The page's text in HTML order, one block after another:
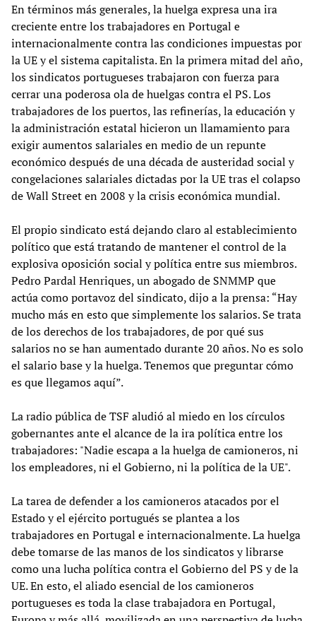
En términos más generales, la huelga expresa una ira
creciente entre los trabajadores en Portugal e
internacionalmente contra las condiciones impuestas por
la UE y el sistema capitalista. En la primera mitad del año,
los sindicatos portugueses trabajaron con fuerza para
cerrar una poderosa ola de huelgas contra el PS. Los
trabajadores de los puertos, las refinerías, la educación y
la administración estatal hicieron un llamamiento para
exigir aumentos salariales en medio de un repunte
económico después de una década de austeridad social y
congelaciones salariales dictadas por la UE tras el colapso
de Wall Street en 2008 y la crisis económica mundial.
El propio sindicato está dejando claro al establecimiento
político que está tratando de mantener el control de la
explosiva oposición social y política entre sus miembros.
Pedro Pardal Henriques, un abogado de SNMMP que
actúa como portavoz del sindicato, dijo a la prensa: “Hay
mucho más en esto que simplemente los salarios. Se trata
de los derechos de los trabajadores, de por qué sus
salarios no se han aumentado durante 20 años. No es solo
el salario base y la huelga. Tenemos que preguntar cómo
es que llegamos aquí”.
La radio pública de TSF aludió al miedo en los círculos
gobernantes ante el alcance de la ira política entre los
trabajadores: "Nadie escapa a la huelga de camioneros, ni
los empleadores, ni el Gobierno, ni la política de la UE".
La tarea de defender a los camioneros atacados por el
Estado y el ejército portugués se plantea a los
trabajadores en Portugal e internacionalmente. La huelga
debe tomarse de las manos de los sindicatos y librarse
como una lucha política contra el Gobierno del PS y de la
UE. En esto, el aliado esencial de los camioneros
portugueses es toda la clase trabajadora en Portugal,